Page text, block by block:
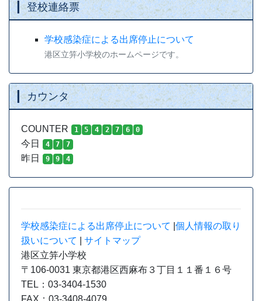
登校連絡票
学校感染症による出席停止について
港区立笄小学校のホームページです。
カウンタ
COUNTER 1 5 4 2 7 6 0
今日 4 7 7
昨日 9 9 4
学校感染症による出席停止について 個人情報の取り
扱いについて
サイトマップ
港区立笄小学校
〒106-0031 東京都港区西麻布３丁目１１番１６号
TEL：03-3404-1530
FAX：03-3408-4079